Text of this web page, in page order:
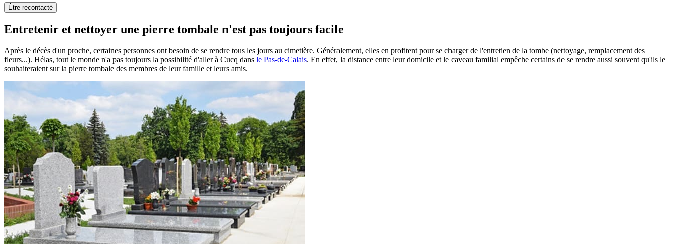
Être recontacté
Entretenir et nettoyer une pierre tombale n'est pas toujours facile
Après le décès d'un proche, certaines personnes ont besoin de se rendre tous les jours au cimetière. Généralement, elles en profitent pour se charger de l'entretien de la tombe (nettoyage, remplacement des
fleurs...). Hélas, tout le monde n'a pas toujours la possibilité d'aller à Cucq dans le Pas-de-Calais. En effet, la distance entre leur domicile et le caveau familial empêche certains de se rendre aussi souvent qu'ils le
souhaiteraient sur la pierre tombale des membres de leur famille et leurs amis.